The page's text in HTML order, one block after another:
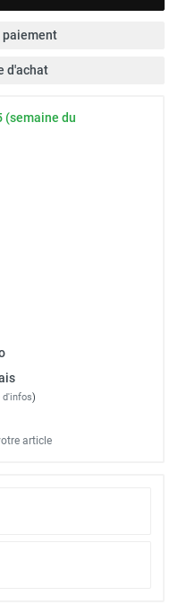
paiement
d'achat
(semaine du
d'infos)
article